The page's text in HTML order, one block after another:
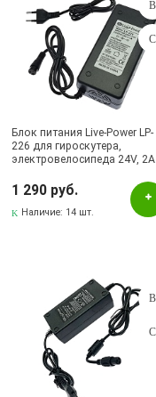
Блок питания Live-Power LP-
226 для гироскутера,
электровелосипеда 24V, 2A
черный.
1 290 руб.
Наличие: 14 шт.